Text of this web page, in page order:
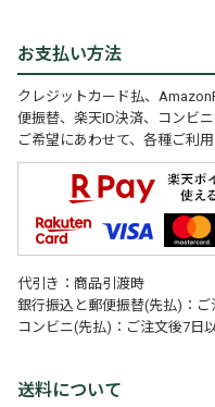
お支払い方法
クレジットカード払、
便振替、楽天ID決済、コンビ
ご希望にあわせて、各種ご利用
代引き：商品引渡時
銀行振込と郵便振替(先払)：
コンビニ(先払)：ご注文後7日
送料について